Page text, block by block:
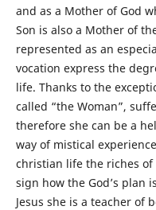
and as a Mother of God
Son is also a Mother of
represented as an
vocation express the
life. Thanks to the
called “the Woman”,
therefore she can be a
way of mistical
christian life the riches of
sign how the God’s plan
Jesus she is a teacher of